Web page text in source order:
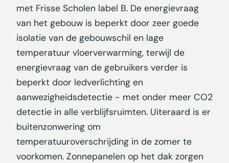
met Frisse Scholen label B. De energievraag
van het gebouw is beperkt door zeer goede
isolatie van de gebouwschil en lage
temperatuur vloerverwarming, terwijl de
energievraag van de gebruikers verder is
beperkt door ledverlichting en
aanwezigheidsdetectie - met onder meer CO2
detectie in alle verblijfsruimten. Uiteraard is er
buitenzonwering om
temperatuuroverschrijding in de zomer te
voorkomen. Zonnepanelen op het dak zorgen